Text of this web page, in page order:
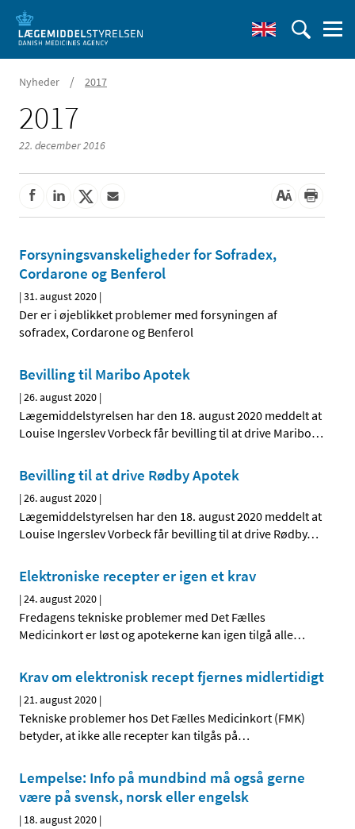
Nyheder / 2017
2017
22. december 2016
Forsyningsvanskeligheder for Sofradex,
Cordarone og Benferol
|31. august 2020 |
Der er i øjeblikket problemer med forsyningen af
sofradex, Cordarone og Benferol
Bevilling til Maribo Apotek
|26. august 2020 |
Lægemiddelstyrelsen har den 18. august 2020 meddelt at
Louise Ingerslev Vorbeck får bevilling til at drive Maribo…
Bevilling til at drive Rødby Apotek
|26. august 2020 |
Lægemiddelstyrelsen har den 18. august 2020 meddelt at
Louise Ingerslev Vorbeck får bevilling til at drive Rødby…
Elektroniske recepter er igen et krav
|24. august 2020 |
Fredagens tekniske problemer med Det Fælles
Medicinkort er løst og apotekerne kan igen tilgå alle…
Krav om elektronisk recept fjernes midlertidigt
|21. august 2020 |
Tekniske problemer hos Det Fælles Medicinkort (FMK)
betyder, at ikke alle recepter kan tilgås på…
Lempelse: Info på mundbind må også gerne
være på svensk, norsk eller engelsk
| 18. august 2020 |